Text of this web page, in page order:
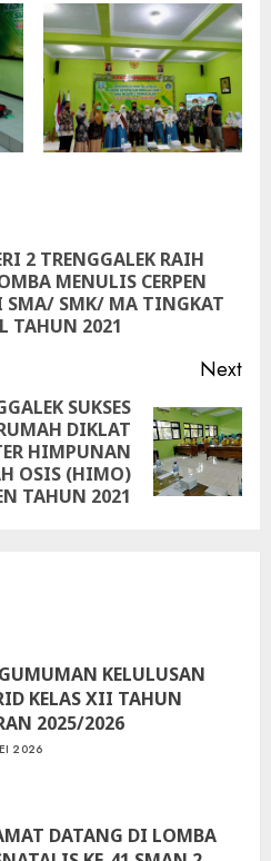
2 TRENGGALEK RAIH
MENULIS CERPEN
SMA/ SMK/ MA TINGKAT
TAHUN 2021
Next
SUKSES
DIKLAT
HIMPUNAN
OSIS (HIMO)
TAHUN 2021
KELULUSAN
KELAS XII TAHUN
2025/2026
2026
DATANG DI LOMBA